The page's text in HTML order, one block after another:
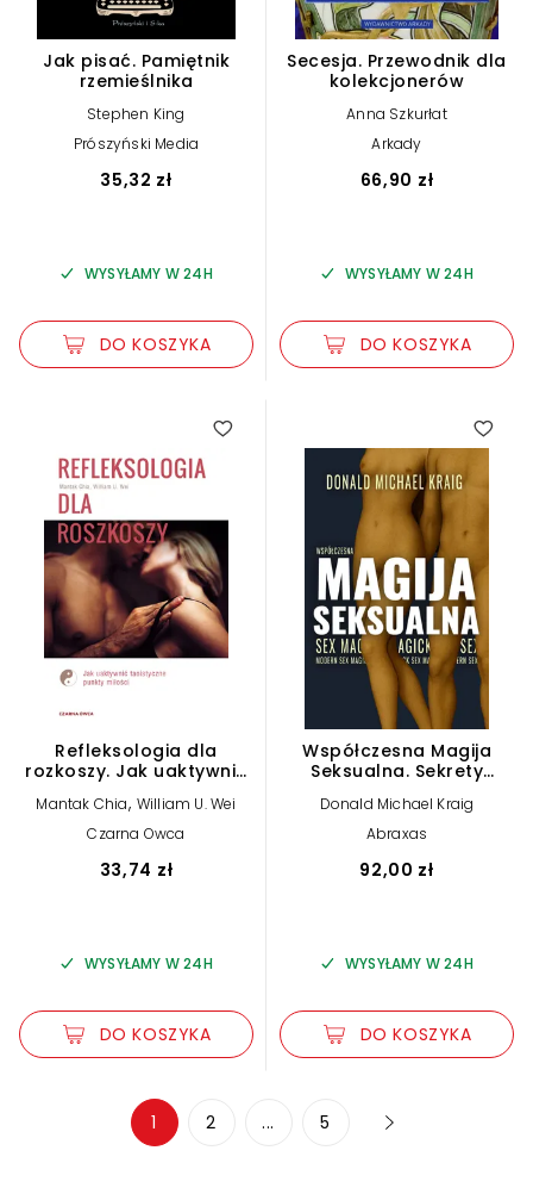
Jak pisać. Pamiętnik
rzemieślnika
Stephen King
Prószyński Media
35,32 zł
WYSYŁAMY W 24H
DO KOSZYKA
Secesja. Przewodnik dla
kolekcjonerów
Anna Szkurłat
Arkady
66,90 zł
WYSYŁAMY W 24H
DO KOSZYKA
Refleksologia dla
rozkoszy. Jak uaktywnić
miłości
Mantak Chia, William U. Wei
Czarna Owca
33,74 zł
WYSYŁAMY W 24H
DO KOSZYKA
Współczesna Magija
Seksualna. Sekrety
Donald Michael Kraig
Abraxas
92,00 zł
WYSYŁAMY W 24H
DO KOSZYKA
1 2 ... 5
Zmniejsz rozmiar czcionki